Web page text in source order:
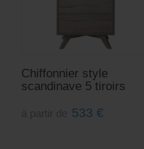
Chiffonnier style
scandinave 5 tiroirs
533 €